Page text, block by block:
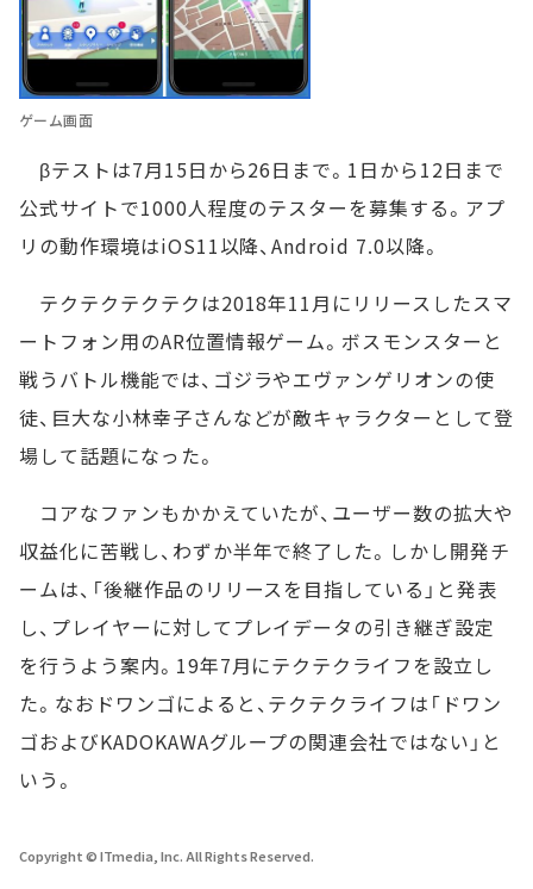
ゲーム画面
βテストは7月15日から26日まで。1日から12日まで
公式サイトで1000人程度のテスターを募集する。アプ
リの動作環境はiOS11以降、Android 7.0以降。
テクテクテクテクは2018年11月にリリースしたスマ
ートフォン用のAR位置情報ゲーム。ボスモンスターと
戦うバトル機能では、ゴジラやエヴァンゲリオンの使
徒、巨大な小林幸子さんなどが敵キャラクターとして登
場して話題になった。
コアなファンもかかえていたが、ユーザー数の拡大や
収益化に苦戦し、わずか半年で終了した。しかし開発チ
ームは、「後継作品のリリースを目指している」と発表
し、プレイヤーに対してプレイデータの引き継ぎ設定
を行うよう案内。19年7月にテクテクライフを設立し
た。なおドワンゴによると、テクテクライフは「ドワン
ゴおよびKADOKAWAグループの関連会社ではない」と
いう。
Copyright © ITmedia, Inc. All Rights Reserved.